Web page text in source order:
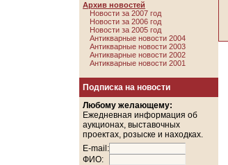
Архив новостей
Новости за 2007 год
Новости за 2006 год
Новости за 2005 год
Антикварные новости 2004
Антикварные новости 2003
Антикварные новости 2002
Антикварные новости 2001
Подписка на новости
Любому желающему:
Ежедневная информация об
аукционах, выставочных
проектах, розыске и находках.
E-mail:
ФИО: